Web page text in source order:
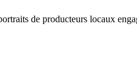
de producteurs locaux